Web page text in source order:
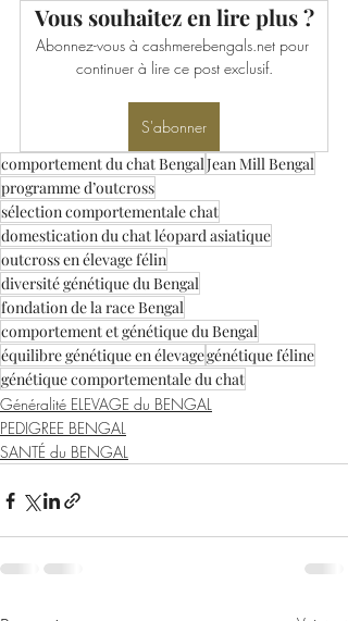
Vous souhaitez en lire plus ?
Abonnez-vous à cashmerebengals.net pour
continuer à lire ce post exclusif.
S'abonner
comportement du chat BengalJean Mill Bengal
programme d’outcross
sélection comportementale chat
domestication du chat léopard asiatique
outcross en élevage félin
diversité génétique du Bengal
fondation de la race Bengal
comportement et génétique du Bengal
équilibre génétique en élevagegénétique féline
génétique comportementale du chat
Généralité ELEVAGE du BENGAL
PEDIGREE BENGAL
SANTÉ du BENGAL